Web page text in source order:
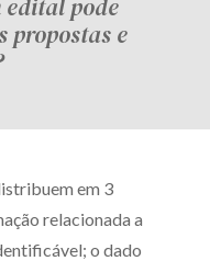
pode
propostas e
em 3
relacionada a
o dado